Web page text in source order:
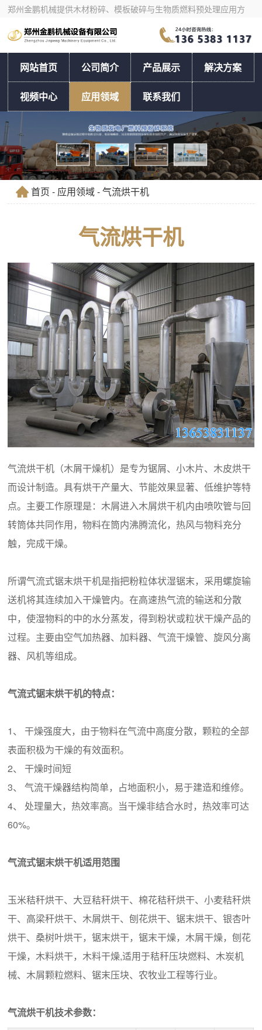
郑州金鹏机械提供木材粉碎、模板破碎与生物质燃料预处理应用方
案，支持按物料和产量选型。
网站首页 公司简介 产品展示 解决方案
视频中心 应用领域 联系我们
首页 - 应用领域- 气流烘干机
气流烘干机
气流烘干机（木屑干燥机）是专为锯屑、小木片、木皮烘干
而设计制造。具有烘干产量大、节能效果显著、低维护等特
点。主要工作原理是：木屑进入木屑烘干机内由喷吹管与回
转筒体共同作用，物料在筒内沸腾流化，热风与物料充分
触，完成干燥。
所谓气流式锯末烘干机是指把粉粒体状湿锯末，采用螺旋输
送机将其连续加入干燥管内。在高速热气流的输送和分散
中，使湿物料的中的水分蒸发，得到粉状或粒状干燥产品的
过程。主要由空气加热器、加料器、气流干燥管、旋风分离
器、风机等组成。
气流式锯末烘干机的特点：
1、 干燥强度大，由于物料在气流中高度分散，颗粒的全部
表面积极为干燥的有效面积。
2、 干燥时间短
3、 气流干燥器结构简单，占地面积小，易于建造和维修。
4、 处理量大，热效率高。当干燥非结合水时，热效率可达
60%。
气流式锯末烘干机适用范围
玉米秸秆烘干、大豆秸秆烘干、棉花秸秆烘干、小麦秸秆烘
干、高梁秆烘干、木屑烘干、刨花烘干、锯末烘干、银杏叶
烘干、桑树叶烘干，锯末烘干，锯末干燥，木屑干燥，刨花
干燥，木料烘干，木料干燥,适用于秸秆压块燃料、木炭机
械、木屑颗粒燃料、锯末压块、农牧业工程等行业。
气流烘干机技术参数：